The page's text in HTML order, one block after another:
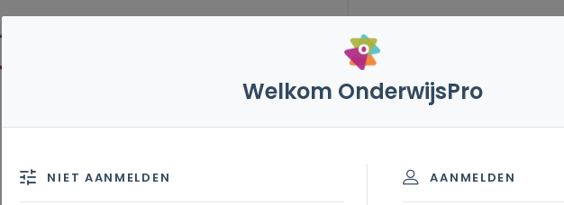
Welkom OnderwijsPro
AANMELDEN
NIET AANMELDEN